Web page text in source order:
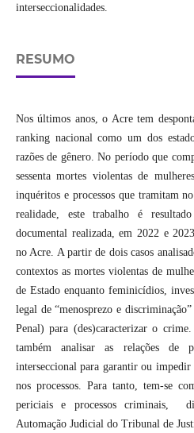
interseccionalidades.
RESUMO
Nos últimos anos, o Acre tem
ranking nacional como um dos
razões de gênero. No período que
sessenta mortes violentas de
inquéritos e processos que tramitam
realidade, este trabalho é
documental realizada, em 2022 e
no Acre. A partir de dois casos
contextos as mortes violentas de
de Estado enquanto feminicídios,
legal de “menosprezo e
Penal) para (des)caracterizar o
também analisar as relações de
interseccional para garantir ou
nos processos. Para tanto, tem-se
periciais e processos criminais,
Automação Judicial do Tribunal de